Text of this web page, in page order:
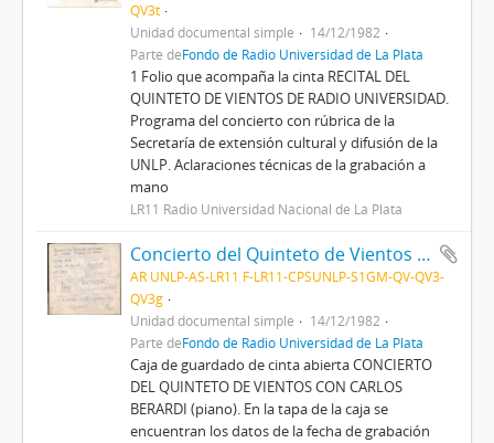
QV3t
Unidad documental simple
14/12/1982
Parte deFondo de Radio Universidad de La Plata
1 Folio que acompaña la cinta RECITAL DEL
QUINTETO DE VIENTOS DE RADIO UNIVERSIDAD.
Programa del concierto con rúbrica de la
Secretaría de extensión cultural y difusión de la
UNLP. Aclaraciones técnicas de la grabación a
mano
LR11 Radio Universidad Nacional de La Plata
Concierto del Quinteto de Vientos con Carlos Berardi (piano)
AR UNLP-AS-LR11 F-LR11-CPSUNLP-S1GM-QV-QV3-
QV3g
Unidad documental simple
14/12/1982
Parte deFondo de Radio Universidad de La Plata
Caja de guardado de cinta abierta CONCIERTO
DEL QUINTETO DE VIENTOS CON CARLOS
BERARDI (piano). En la tapa de la caja se
encuentran los datos de la fecha de grabación